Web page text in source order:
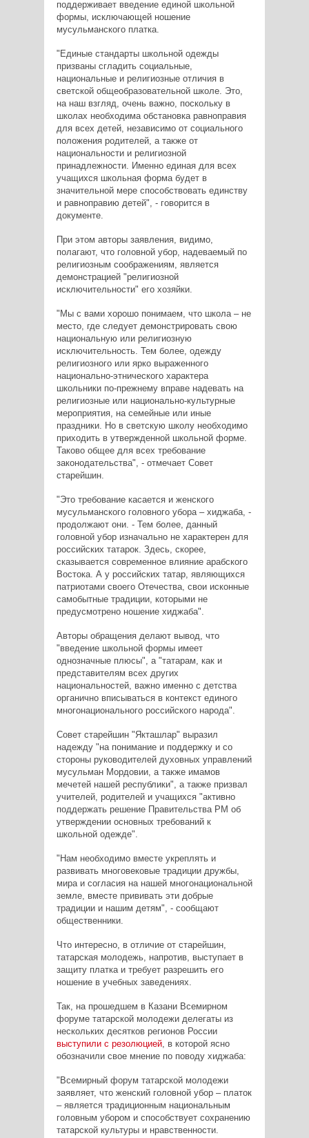
поддерживает введение единой школьной
формы, исключающей ношение
мусульманского платка.
"Единые стандарты школьной одежды
призваны сгладить социальные,
национальные и религиозные отличия в
светской общеобразовательной школе. Это,
на наш взгляд, очень важно, поскольку в
школах необходима обстановка равноправия
для всех детей, независимо от социального
положения родителей, а также от
национальности и религиозной
принадлежности. Именно единая для всех
учащихся школьная форма будет в
значительной мере способствовать единству
и равноправию детей", - говорится в
документе.
При этом авторы заявления, видимо,
полагают, что головной убор, надеваемый по
религиозным соображениям, является
демонстрацией "религиозной
исключительности" его хозяйки.
"Мы с вами хорошо понимаем, что школа – не
место, где следует демонстрировать свою
национальную или религиозную
исключительность. Тем более, одежду
религиозного или ярко выраженного
национально-этнического характера
школьники по-прежнему вправе надевать на
религиозные или национально-культурные
мероприятия, на семейные или иные
праздники. Но в светскую школу необходимо
приходить в утвержденной школьной форме.
Таково общее для всех требование
законодательства", - отмечает Совет
старейшин.
"Это требование касается и женского
мусульманского головного убора – хиджаба, -
продолжают они. - Тем более, данный
головной убор изначально не характерен для
российских татарок. Здесь, скорее,
сказывается современное влияние арабского
Востока. А у российских татар, являющихся
патриотами своего Отечества, свои исконные
самобытные традиции, которыми не
предусмотрено ношение хиджаба".
Авторы обращения делают вывод, что
"введение школьной формы имеет
однозначные плюсы", а "татарам, как и
представителям всех других
национальностей, важно именно с детства
органично вписываться в контекст единого
многонационального российского народа".
Совет старейшин "Якташлар" выразил
надежду "на понимание и поддержку и со
стороны руководителей духовных управлений
мусульман Мордовии, а также имамов
мечетей нашей республики", а также призвал
учителей, родителей и учащихся "активно
поддержать решение Правительства РМ об
утверждении основных требований к
школьной одежде".
"Нам необходимо вместе укреплять и
развивать многовековые традиции дружбы,
мира и согласия на нашей многонациональной
земле, вместе прививать эти добрые
традиции и нашим детям", - сообщают
общественники.
Что интересно, в отличие от старейшин,
татарская молодежь, напротив, выступает в
защиту платка и требует разрешить его
ношение в учебных заведениях.
Так, на прошедшем в Казани Всемирном
форуме татарской молодежи делегаты из
нескольких десятков регионов России
выступили с резолюцией, в которой ясно
обозначили свое мнение по поводу хиджаба:
"Всемирный форум татарской молодежи
заявляет, что женский головной убор – платок
– является традиционным национальным
головным убором и способствует сохранению
татарской культуры и нравственности.